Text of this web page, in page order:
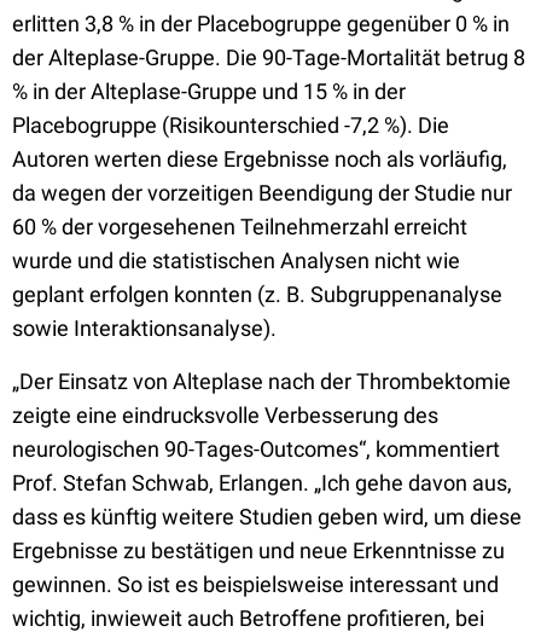
erlitten 3,8 % in der Placebogruppe gegenüber 0 % in
der Alteplase-Gruppe. Die 90-Tage-Mortalität betrug 8
% in der Alteplase-Gruppe und 15 % in der
Placebogruppe (Risikounterschied -7,2 %). Die
Autoren werten diese Ergebnisse noch als vorläufig,
da wegen der vorzeitigen Beendigung der Studie nur
60 % der vorgesehenen Teilnehmerzahl erreicht
wurde und die statistischen Analysen nicht wie
geplant erfolgen konnten (z. B. Subgruppenanalyse
sowie Interaktionsanalyse).
„Der Einsatz von Alteplase nach der Thrombektomie
zeigte eine eindrucksvolle Verbesserung des
neurologischen 90-Tages-Outcomes“, kommentiert
Prof. Stefan Schwab, Erlangen. „Ich gehe davon aus,
dass es künftig weitere Studien geben wird, um diese
Ergebnisse zu bestätigen und neue Erkenntnisse zu
gewinnen. So ist es beispielsweise interessant und
wichtig, inwieweit auch Betroffene profitieren, bei